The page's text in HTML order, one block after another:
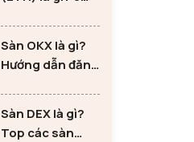
tư Ethereum
Sàn OKX là gì?
Hướng dẫn đăng
mới
Sàn DEX là gì?
Top các sàn